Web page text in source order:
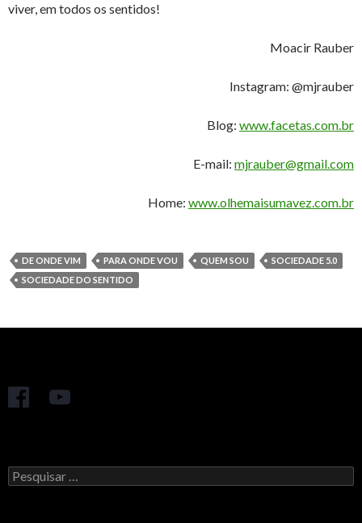
viver, em todos os sentidos!
Moacir Rauber
Instagram: @mjrauber
Blog: www.facetas.com.br
E-mail: mjrauber@gmail.com
Home: www.olhemaisumavez.com.br
DE ONDE VIM PARA ONDE VOU QUEM SOU
SOCIEDADE 5.0
SOCIEDADE DO SENTIDO
Pesquisar
por: